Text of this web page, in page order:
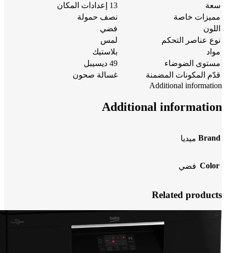
سعة
13 إعدادات المكان
مميزات خاصة
نصف حمولة
اللون
فضي
نوع عناصر التحكم
لمس
مواد
بلاستيك
مستوى الضوضاء
49 ديسيبل
قدّم المكونات المضمنة
غسالة صحون
Additional information
Additional information
Brand ميديا
Color فضي
Related products